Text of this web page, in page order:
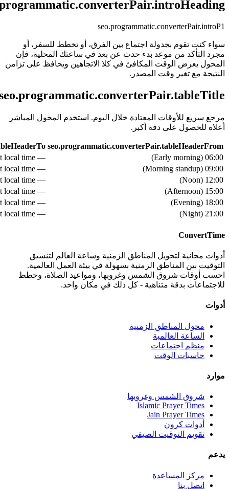
seo.programmatic.converterPair.introP1
سواء كنت تقوم بجدولة اجتماع بين الفرق، أو تخطط للسفر، أو
مجرد التأكد من موعد بدء حدث عن بعد في ساعتك المحلية، فإن
المحول يعرض الوقت المكافئ في كلا الاتجاهين ويحافظ على تزامن
النتيجة مع تغير وقت المصدر.
مرجع سريع للأوقات المعتادة خلال اليوم. استخدم المحول المباشر
أعلاه للحصول على دقة أكبر.
seo.programmatic.converterPair.tableHeaderFrom
06:00
(
Early morning
)
— see live converter above for exact local time
09:00
(
Morning standup
)
— see live converter above for exact local time
12:00
(
Noon
)
— see live converter above for exact local time
15:00
(
Afternoon
)
— see live converter above for exact local time
18:00
(
Evening
)
— see live converter above for exact local time
21:00
(
Night
)
— see live converter above for exact local time
ConvertTime
أدوات مجانية لتحويل المناطق الزمنية وساعة العالم لتنسيق
التوقيت بين المناطق الزمنية بسهولة في بيئة العمل العالمية.
احسب أوقات شروق الشمس وغروبها، ومواعيد الصلاة، وخطط
للاجتماعات بدقة متناهية - كل ذلك في مكان واحد.
أدوات
محول المناطق الزمنية
الساعة العالمية
منظم اجتماعات
حاسبات الوقت
موارد
شروق الشمس وغروبها
Islamic Prayer Times
Jain Prayer Times
أدوات كرون
تقويم التوقيت الصيفي
يدعم
مركز المساعدة
اتصل بنا